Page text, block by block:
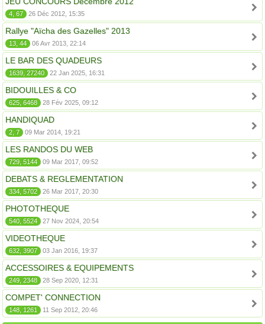
4, 67 26 Déc 2012, 15:35
Rallye "Aïcha des Gazelles" 2013
13, 44 06 Avr 2013, 22:14
LE BAR DES QUADEURS
1639, 27240 22 Jan 2025, 16:31
BIDOUILLES & CO
625, 6468 28 Fév 2025, 09:12
HANDIQUAD
2, 7 09 Mar 2014, 19:21
LES RANDOS DU WEB
729, 5144 09 Mar 2017, 09:52
DEBATS & REGLEMENTATION
334, 5702 26 Mar 2017, 20:30
PHOTOTHEQUE
540, 5524 27 Nov 2024, 20:54
VIDEOTHEQUE
632, 3907 03 Jan 2016, 19:37
ACCESSOIRES & EQUIPEMENTS
249, 2348 28 Sep 2020, 12:31
COMPET' CONNECTION
148, 1261 11 Sep 2012, 20:46